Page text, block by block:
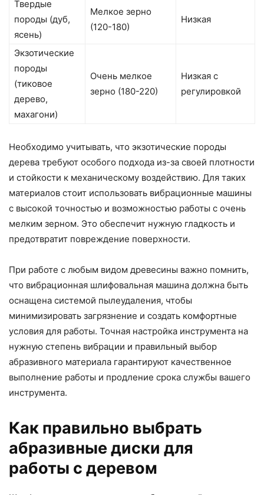
Твердые
породы (дуб,
ясень)
Мелкое зерно
(120-180)
Низкая
Экзотические
породы
(тиковое
дерево,
махагони)
Очень мелкое
зерно (180-220)
Низкая с
регулировкой
Необходимо учитывать, что экзотические породы
дерева требуют особого подхода из-за своей плотности
и стойкости к механическому воздействию. Для таких
материалов стоит использовать вибрационные машины
с высокой точностью и возможностью работы с очень
мелким зерном. Это обеспечит нужную гладкость и
предотвратит повреждение поверхности.
При работе с любым видом древесины важно помнить,
что вибрационная шлифовальная машина должна быть
оснащена системой пылеудаления, чтобы
минимизировать загрязнение и создать комфортные
условия для работы. Точная настройка инструмента на
нужную степень вибрации и правильный выбор
абразивного материала гарантируют качественное
выполнение работы и продление срока службы вашего
инструмента.
Как правильно выбрать
абразивные диски для
работы с деревом